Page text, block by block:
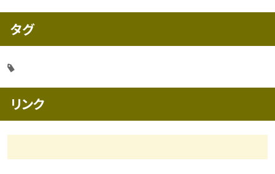
タグ
リンク